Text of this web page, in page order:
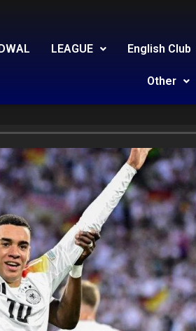
LEAGUE English Club
Other